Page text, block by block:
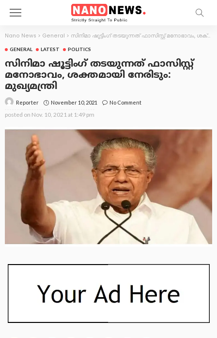
Nano News > General > സിനിമാ ഷൂട്ടിംഗ് തടയുന്നത് ഫാസിസ്റ്റ് മനോഭാവം, ശക്തമായി നേരിടും: മുഖ്യമന്ത്രി
GENERAL LATEST POLITICS
സിനിമാ ഷൂട്ടിംഗ് തടയുന്നത് ഫാസിസ്റ്റ്
മനോഭാവം, ശക്തമായി നേരിടും:
മുഖ്യമന്ത്രി
Reporter November 10, 2021 No Comment
posted on Nov. 10, 2021 at 1:49 pm